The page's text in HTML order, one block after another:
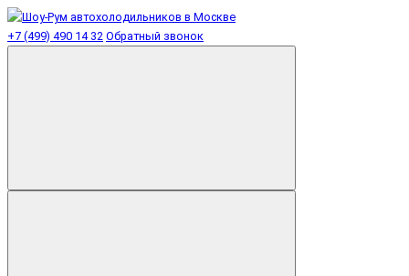
+7 (499) 490 14 32 Обратный звонок